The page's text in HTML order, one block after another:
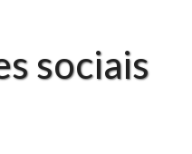
sociais